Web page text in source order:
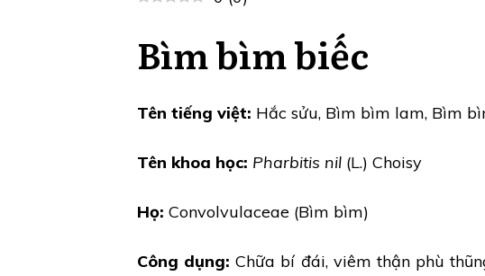
Bìm bìm biếc
Tên tiếng việt: Hắc sửu, Bìm bìm lam, Bìm
Tên khoa học: Pharbitis nil (L.) Choisy
Họ: Convolvulaceae (Bìm bìm)
Công dụng: Chữa bí đái, viêm thận phù